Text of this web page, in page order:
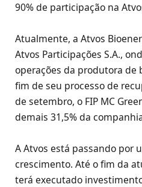
90% de participação na
Atualmente, a Atvos
Atvos Participações S.A.,
operações da produtora de
fim de seu processo de
de setembro, o FIP MC
demais 31,5% da
A Atvos está passando por
crescimento. Até o fim da
terá executado